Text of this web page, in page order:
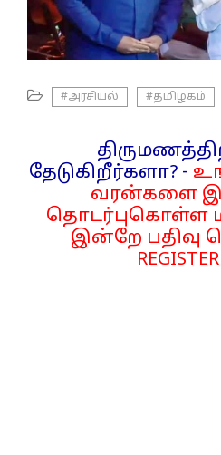
#அரசியல் #தமிழகம்
தேடுகிறீர்களா? -
வரன்களை
தொடர்புகொள்ள
இன்றே பதிவு